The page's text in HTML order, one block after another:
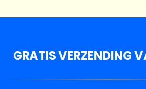
GRATIS VERZENDING